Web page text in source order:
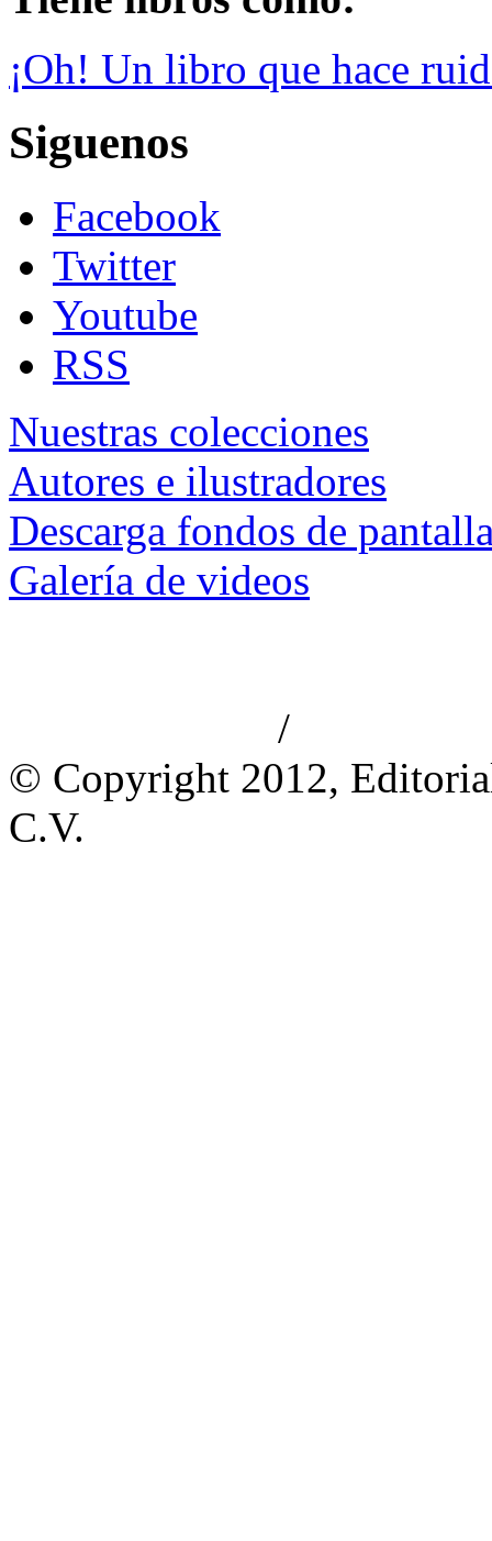
¡Oh! Un libro que hace
Siguenos
Facebook
Twitter
Youtube
RSS
Nuestras colecciones
Autores e ilustradores
Descarga fondos de
Galería de videos
/
© Copyright 2012,
C.V.